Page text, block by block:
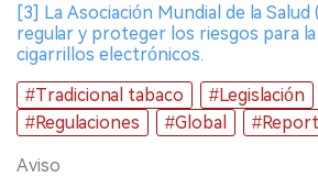
[3] La Asociación Mundial de la Salud
regular y proteger los riesgos para la
cigarrillos electrónicos.
#Tradicional tabaco
#Legislación
#Regulaciones
#Global
Aviso